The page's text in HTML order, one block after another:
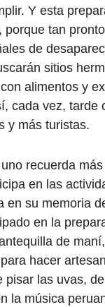
Y esta
porque tan
de
sitios
alimentos y
cada vez, tarde
y más turistas.
recuerda
en las
en su memoria
en la
de
hacer
pisar las uvas,
la música